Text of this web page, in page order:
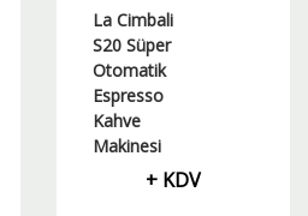
La Cimbali
S20 Süper
Otomatik
Espresso
Kahve
Makinesi
+ KDV